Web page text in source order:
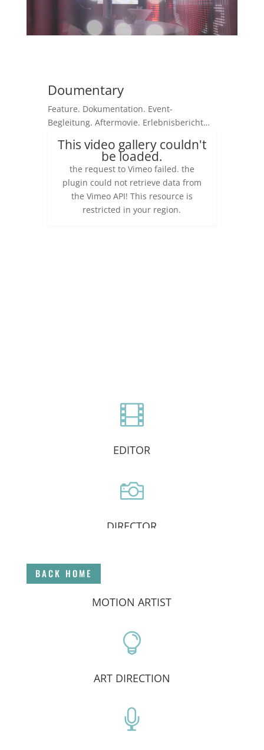
Doumentary
Feature. Dokumentation. Event-
Begleitung. Aftermovie. Erlebnisbericht…
This video gallery couldn't
be loaded.
the request to Vimeo failed. the
plugin could not retrieve data from
the Vimeo API! This resource is
restricted in your region.

EDITOR

DIRECTOR
MOTION ARTIST

ART DIRECTION

BACK HOME